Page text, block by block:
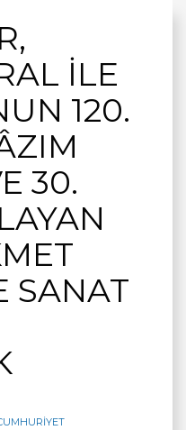
İLE
120.
30.
SANAT